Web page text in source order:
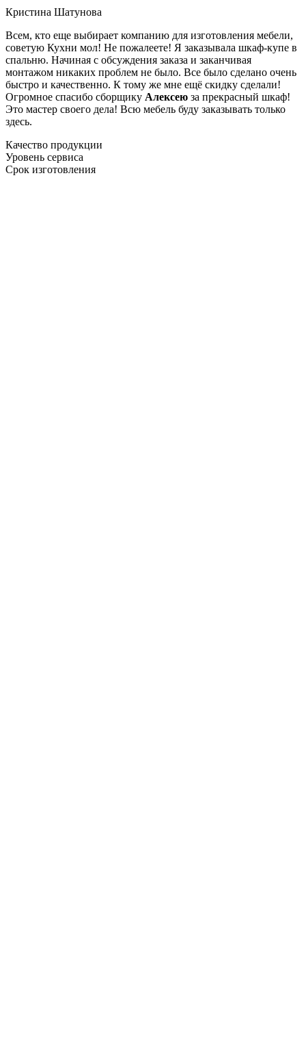
Кристина Шатунова
Всем, кто еще выбирает компанию для изготовления мебели,
советую Кухни мол! Не пожалеете! Я заказывала шкаф-купе в
спальню. Начиная с обсуждения заказа и заканчивая
монтажом никаких проблем не было. Все было сделано очень
быстро и качественно. К тому же мне ещё скидку сделали!
Огромное спасибо сборщику Алексею за прекрасный шкаф!
Это мастер своего дела! Всю мебель буду заказывать только
здесь.
Качество продукции
Уровень сервиса
Срок изготовления